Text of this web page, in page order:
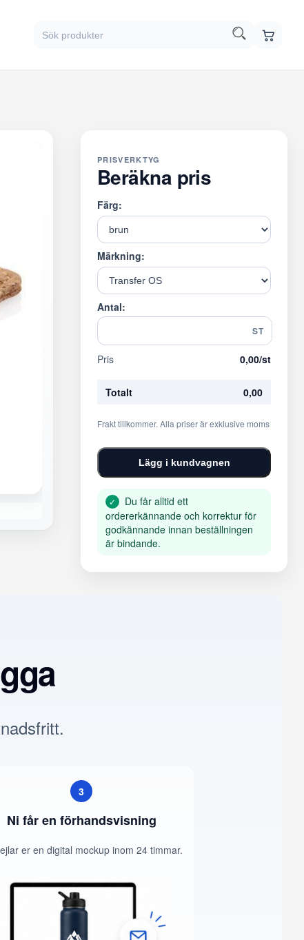
PRISVERKTYG
Beräkna pris
Färg:
Märkning:
Antal:
ST
Pris 0,00/st
Totalt 0,00
Frakt tillkommer. Alla priser är exklusive moms
Lägg i kundvagnen
✓
Du får alltid ett
ordererkännande och korrektur för
godkännande innan beställningen
är bindande.
3
Ni får en förhandsvisning
er en digital mockup inom 24 timmar.